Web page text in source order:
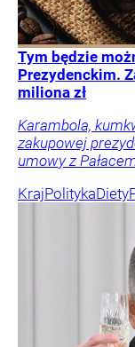
Tym będzie
Prezydenckim.
miliona zł
Karambola,
zakupowej
umowy z
KrajPolitykaDiety